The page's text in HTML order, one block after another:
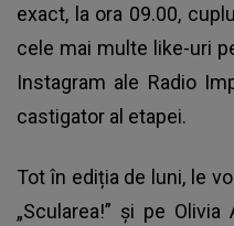
exact, la ora 09.00,
cele mai multe like-uri
Instagram ale Radio
castigator al etapei.
Tot în ediția de luni, le
„Scularea!” și pe